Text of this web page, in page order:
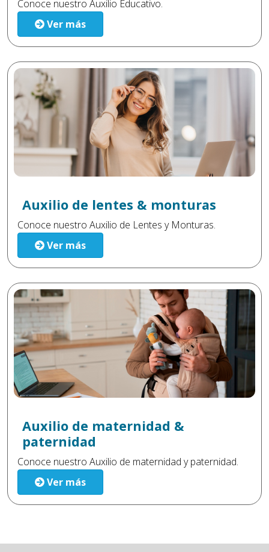
Conoce nuestro Auxilio Educativo.
Ver más
Auxilio de lentes & monturas
Conoce nuestro Auxilio de Lentes y Monturas.
Ver más
Auxilio de maternidad &
paternidad
Conoce nuestro Auxilio de maternidad y paternidad.
Ver más